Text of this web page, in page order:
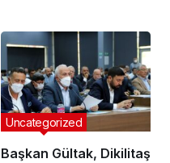
Başkan Gültak, Dikilitaş
Uncategorized